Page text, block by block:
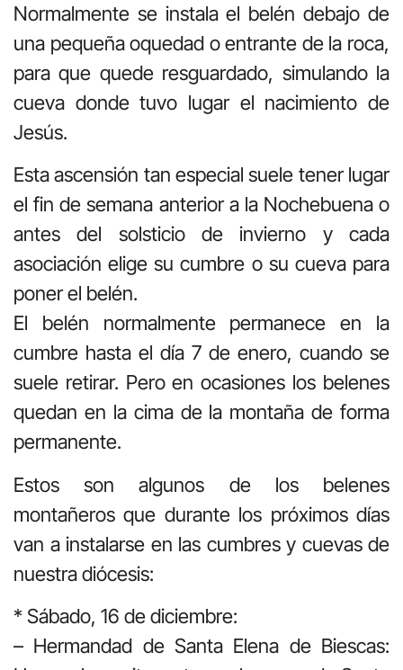
Normalmente se instala el belén debajo de
una pequeña oquedad o entrante de la roca,
para que quede resguardado, simulando la
cueva donde tuvo lugar el nacimiento de
Jesús.
Esta ascensión tan especial suele tener lugar
el fin de semana anterior a la Nochebuena o
antes del solsticio de invierno y cada
asociación elige su cumbre o su cueva para
poner el belén.
El belén normalmente permanece en la
cumbre hasta el día 7 de enero, cuando se
suele retirar. Pero en ocasiones los belenes
quedan en la cima de la montaña de forma
permanente.
Estos son algunos de los belenes
montañeros que durante los próximos días
van a instalarse en las cumbres y cuevas de
nuestra diócesis:
* Sábado, 16 de diciembre:
– Hermandad de Santa Elena de Biescas: